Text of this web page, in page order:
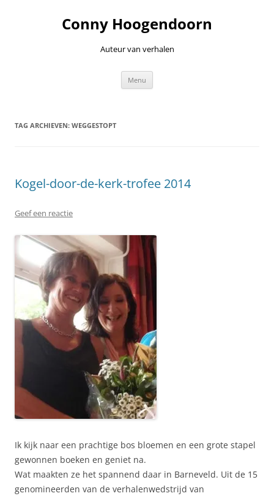
Conny Hoogendoorn
Auteur van verhalen
Menu
TAG ARCHIEVEN: WEGGESTOPT
Kogel-door-de-kerk-trofee 2014
Geef een reactie
Ik kijk naar een prachtige bos bloemen en een grote stapel
gewonnen boeken en geniet na.
Wat maakten ze het spannend daar in Barneveld. Uit de 15
genomineerden van de verhalenwedstrijd van